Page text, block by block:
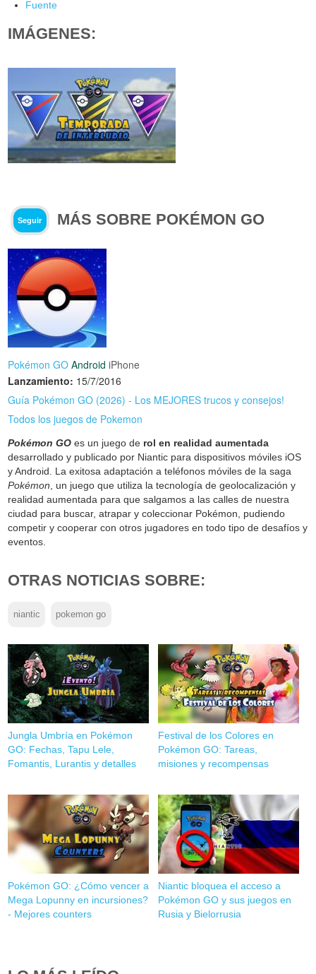
Fuente
IMÁGENES:
Seguir MÁS SOBRE POKÉMON GO
Pokémon GO Android iPhone
Lanzamiento: 15/7/2016
Guía Pokémon GO (2026) - Los MEJORES trucos y consejos!
Todos los juegos de Pokemon
Pokémon GO es un juego de rol en realidad aumentada
desarrollado y publicado por Niantic para dispositivos móviles iOS
y Android. La exitosa adaptación a teléfonos móviles de la saga
Pokémon , un juego que utiliza la tecnología de geolocalización y
realidad aumentada para que salgamos a las calles de nuestra
ciudad para buscar, atrapar y coleccionar Pokémon, pudiendo
competir y cooperar con otros jugadores en todo tipo de desafíos y
eventos.
OTRAS NOTICIAS SOBRE:
niantic pokemon go
Jungla Umbría en Pokémon
GO: Fechas, Tapu Lele,
Fomantis, Lurantis y detalles
Festival de los Colores en
Pokémon GO: Tareas,
misiones y recompensas
Pokémon GO: ¿Cómo vencer a
Mega Lopunny en incursiones?
- Mejores counters
Niantic bloquea el acceso a
Pokémon GO y sus juegos en
Rusia y Bielorrusia